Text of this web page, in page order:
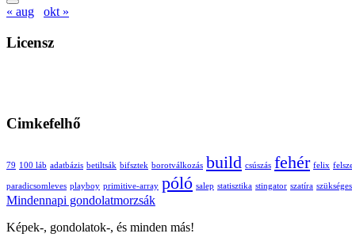
« aug okt »
Licensz
Cimkefelhő
79 100 láb adatbázis betiltsák bifsztek borotválkozás build csúszás fehér felix
paradicsomleves playboy primitive-array póló salep statisztika stingator szatíra szükséges
Mindennapi gondolatmorzsák
Képek-, gondolatok-, és minden más!